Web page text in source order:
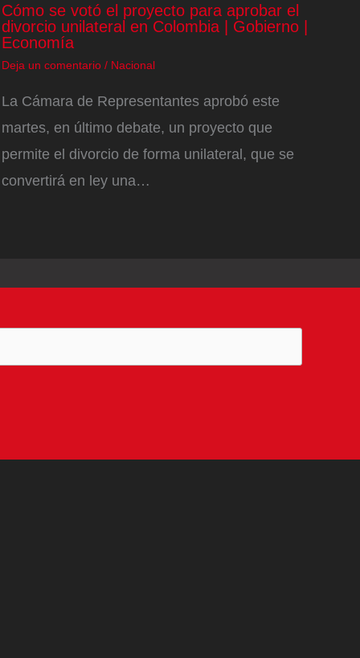
Cómo se votó el proyecto para aprobar el
divorcio unilateral en Colombia | Gobierno |
Economía
Deja un comentario / Nacional
La Cámara de Representantes aprobó este
martes, en último debate, un proyecto que
permite el divorcio de forma unilateral, que se
convertirá en ley una…